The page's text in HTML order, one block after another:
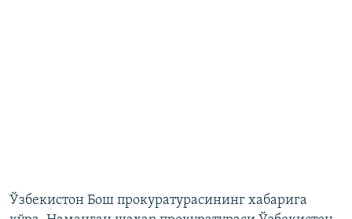
Ўзбекистон Бош прокуратурасининг хабарига